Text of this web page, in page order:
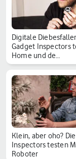
Digitale
Gadget Inspectors
Home und de…
Klein, aber oho?
Inspectors testen
Roboter